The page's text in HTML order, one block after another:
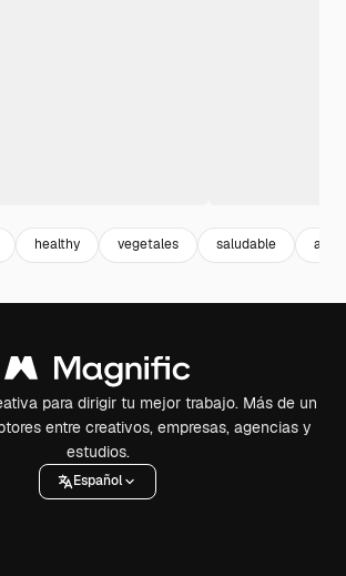
healthy vegetales saludable
para dirigir tu mejor trabajo. Más de un
entre creativos, empresas, agencias y
estudios.
Español